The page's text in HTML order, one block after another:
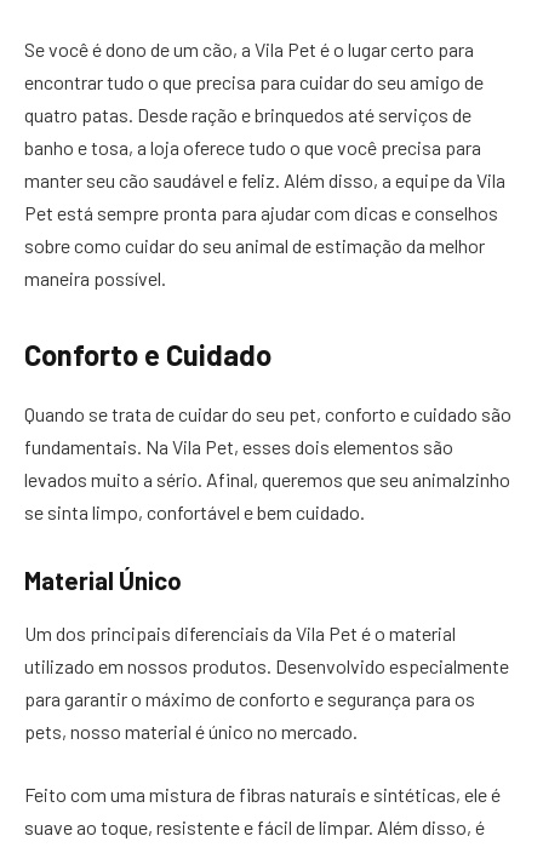
Se você é dono de um cão, a Vila Pet é o lugar certo para
encontrar tudo o que precisa para cuidar do seu amigo de
quatro patas. Desde ração e brinquedos até serviços de
banho e tosa, a loja oferece tudo o que você precisa para
manter seu cão saudável e feliz. Além disso, a equipe da Vila
Pet está sempre pronta para ajudar com dicas e conselhos
sobre como cuidar do seu animal de estimação da melhor
maneira possível.
Conforto e Cuidado
Quando se trata de cuidar do seu pet, conforto e cuidado são
fundamentais. Na Vila Pet, esses dois elementos são
levados muito a sério. Afinal, queremos que seu animalzinho
se sinta limpo, confortável e bem cuidado.
Material Único
Um dos principais diferenciais da Vila Pet é o material
utilizado em nossos produtos. Desenvolvido especialmente
para garantir o máximo de conforto e segurança para os
pets, nosso material é único no mercado.
Feito com uma mistura de fibras naturais e sintéticas, ele é
suave ao toque, resistente e fácil de limpar. Além disso, é